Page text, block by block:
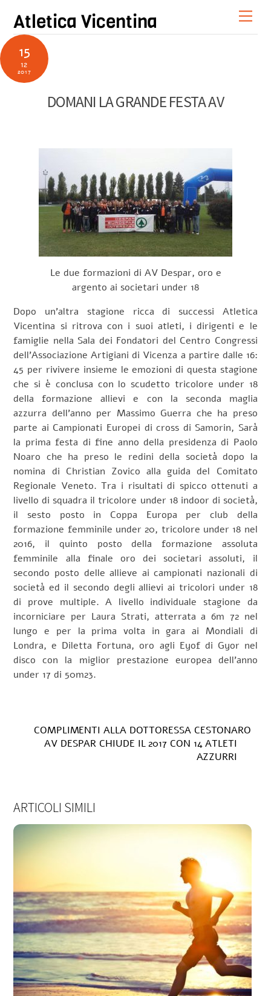
content
Atletica Vicentina
15
12
2017
DOMANI LA GRANDE FESTA AV
Le due formazioni di AV Despar, oro e
argento ai societari under 18
Dopo un’altra stagione ricca di successi Atletica
Vicentina si ritrova con i suoi atleti, i dirigenti e le
famiglie nella Sala dei Fondatori del Centro Congressi
dell’Associazione Artigiani di Vicenza a partire dalle 16:
45 per rivivere insieme le emozioni di questa stagione
che si è conclusa con lo scudetto tricolore under 18
della formazione allievi e con la seconda maglia
azzurra dell’anno per Massimo Guerra che ha preso
parte ai Campionati Europei di cross di Samorin, Sarà
la prima festa di fine anno della presidenza di Paolo
Noaro che ha preso le redini della società dopo la
nomina di Christian Zovico alla guida del Comitato
Regionale Veneto. Tra i risultati di spicco ottenuti a
livello di squadra il tricolore under 18 indoor di società,
il sesto posto in Coppa Europa per club della
formazione femminile under 20, tricolore under 18 nel
2016, il quinto posto della formazione assoluta
femminile alla finale oro dei societari assoluti, il
secondo posto delle allieve ai campionati nazionali di
società ed il secondo degli allievi ai tricolori under 18
di prove multiple. A livello individuale stagione da
incorniciare per Laura Strati, atterrata a 6m 72 nel
lungo e per la prima volta in gara ai Mondiali di
Londra, e Diletta Fortuna, oro agli Eyof di Gyor nel
disco con la miglior prestazione europea dell’anno
under 17 di 50m23.
COMPLIMENTI ALLA DOTTORESSA CESTONARO
AV DESPAR CHIUDE IL 2017 CON 14 ATLETI
AZZURRI
ARTICOLI SIMILI